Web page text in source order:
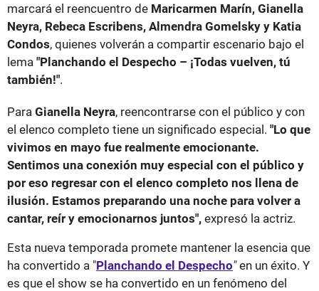
marcará el reencuentro de Maricarmen Marín, Gianella
Neyra, Rebeca Escribens, Almendra Gomelsky y Katia
Condos, quienes volverán a compartir escenario bajo el
lema "Planchando el Despecho – ¡Todas vuelven, tú
también!".
Para Gianella Neyra, reencontrarse con el público y con
el elenco completo tiene un significado especial. "Lo que
vivimos en mayo fue realmente emocionante.
Sentimos una conexión muy especial con el público y
por eso regresar con el elenco completo nos llena de
ilusión. Estamos preparando una noche para volver a
cantar, reír y emocionarnos juntos", expresó la actriz.
Esta nueva temporada promete mantener la esencia que
ha convertido a "Planchando el Despecho"en un éxito. Y
es que el show se ha convertido en un fenómeno del